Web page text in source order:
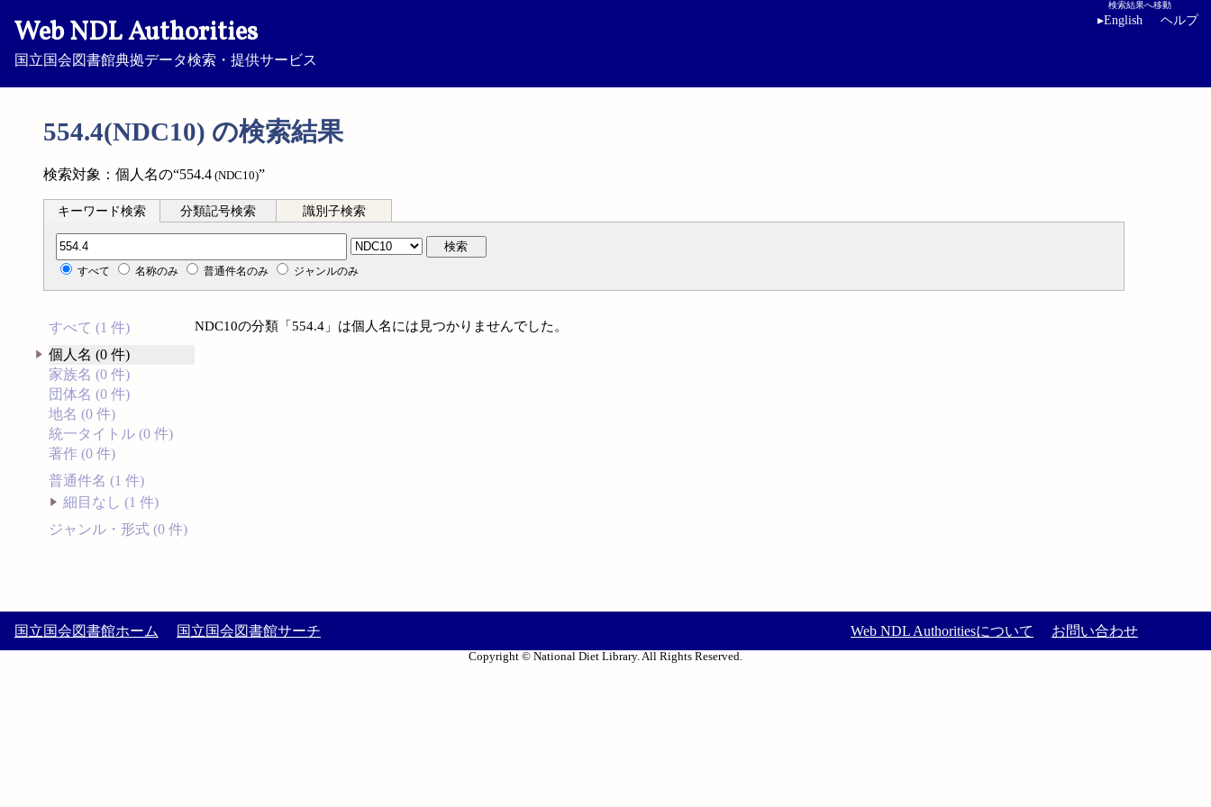
Web NDL Authorities
国立国会図書館典拠データ検索・提供サービス
検索結果へ移動
▸English ヘルプ
554.4(NDC10) の検索結果
検索対象：個人名の“554.4 (NDC10)”
キーワード検索 分類記号検索 識別子検索
分類記号検索 検索
すべて 名称のみ 普通件名のみ ジャンルのみ
すべて (1 件)
個人名 (0 件)
家族名 (0 件)
団体名 (0 件)
地名 (0 件)
統一タイトル (0 件)
著作 (0 件)
普通件名 (1 件)
細目なし (1 件)
ジャンル・形式 (0 件)
NDC10の分類「554.4」は個人名には見つかりませんでした。
国立国会図書館ホーム 国立国会図書館サーチ Web NDL Authoritiesについて お問い合わせ
Copyright © National Diet Library. All Rights Reserved.